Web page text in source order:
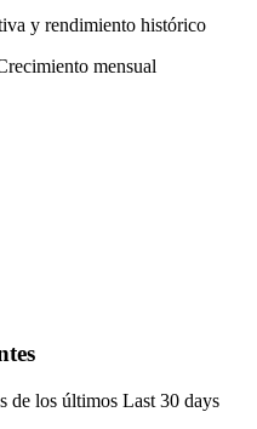
y rendimiento histórico
mensual
de los últimos Last 30 days